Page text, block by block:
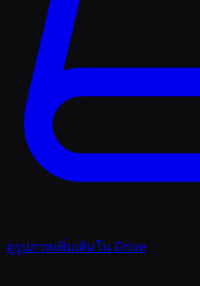
ดูรูปภาพเพิ่มเติมใน Drive